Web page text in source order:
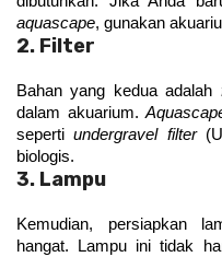
aquascape, gunakan
2. Filter
Bahan yang kedua adalah
dalam akuarium.
seperti undergravel filter
biologis.
3. Lampu
Kemudian, persiapkan
hangat. Lampu ini tidak